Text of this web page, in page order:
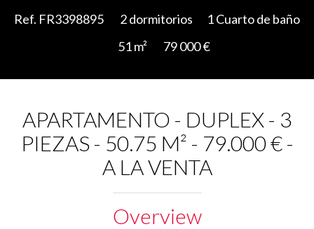
Ref. FR3398895 2 dormitorios
1 Cuarto de baño
51 m²
79 000 €
APARTAMENTO - DUPLEX - 3
PIEZAS - 50.75 M² - 79.000 € -
A LA VENTA
Overview